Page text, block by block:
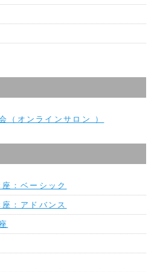
（オンラインサロン ）
：ベーシック
：アドバンス